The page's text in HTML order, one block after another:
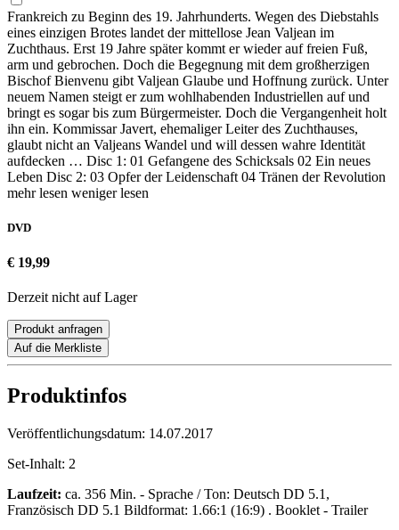
Frankreich zu Beginn des 19. Jahrhunderts. Wegen des Diebstahls
eines einzigen Brotes landet der mittellose Jean Valjean im
Zuchthaus. Erst 19 Jahre später kommt er wieder auf freien Fuß,
arm und gebrochen. Doch die Begegnung mit dem großherzigen
Bischof Bienvenu gibt Valjean Glaube und Hoffnung zurück. Unter
neuem Namen steigt er zum wohlhabenden Industriellen auf und
bringt es sogar bis zum Bürgermeister. Doch die Vergangenheit holt
ihn ein. Kommissar Javert, ehemaliger Leiter des Zuchthauses,
glaubt nicht an Valjeans Wandel und will dessen wahre Identität
aufdecken … Disc 1: 01 Gefangene des Schicksals 02 Ein neues
Leben Disc 2: 03 Opfer der Leidenschaft 04 Tränen der Revolution
mehr lesen weniger lesen
DVD
€ 19,99
Derzeit nicht auf Lager
Produkt anfragen
Auf die Merkliste
Produktinfos
Veröffentlichungsdatum: 14.07.2017
Set-Inhalt: 2
Laufzeit: ca. 356 Min. - Sprache / Ton: Deutsch DD 5.1,
Französisch DD 5.1 Bildformat: 1.66:1 (16:9) . Booklet - Trailer